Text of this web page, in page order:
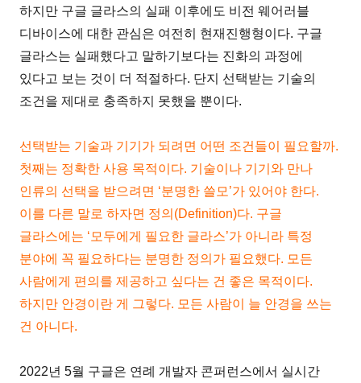
하지만 구글 글라스의 실패 이후에도 비전 웨어러블
디바이스에 대한 관심은 여전히 현재진행형이다. 구글
글라스는 실패했다고 말하기보다는 진화의 과정에
있다고 보는 것이 더 적절하다. 단지 선택받는 기술의
조건을 제대로 충족하지 못했을 뿐이다.
선택받는 기술과 기기가 되려면 어떤 조건들이 필요할까.
첫째는 정확한 사용 목적이다. 기술이나 기기와 만나
인류의 선택을 받으려면 ‘분명한 쓸모’가 있어야 한다.
이를 다른 말로 하자면 정의(Definition)다. 구글
글라스에는 ‘모두에게 필요한 글라스’가 아니라 특정
분야에 꼭 필요하다는 분명한 정의가 필요했다. 모든
사람에게 편의를 제공하고 싶다는 건 좋은 목적이다.
하지만 안경이란 게 그렇다. 모든 사람이 늘 안경을 쓰는
건 아니다.
2022년 5월 구글은 연례 개발자 콘퍼런스에서 실시간